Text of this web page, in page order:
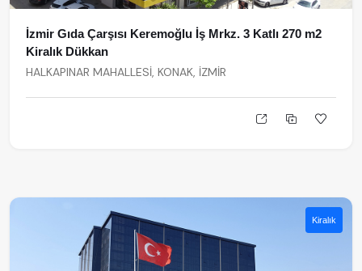
İzmir Gıda Çarşısı Keremoğlu İş Mrkz. 3 Katlı 270 m2
Kiralık Dükkan
HALKAPINAR MAHALLESİ, KONAK, İZMİR
Kiralık